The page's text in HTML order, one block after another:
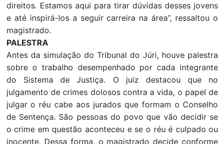
direitos. Estamos aqui para tirar dúvidas desses jovens
e até inspirá-los a seguir carreira na área”, ressaltou o
magistrado.
PALESTRA
Antes da simulação do Tribunal do Júri, houve palestra
sobre o trabalho desempenhado por cada integrante
do Sistema de Justiça. O juiz destacou que no
julgamento de crimes dolosos contra a vida, o papel de
julgar o réu cabe aos jurados que formam o Conselho
de Sentença. São pessoas do povo que vão decidir se
o crime em questão aconteceu e se o réu é culpado ou
inocente. Dessa forma, o magistrado decide conforme